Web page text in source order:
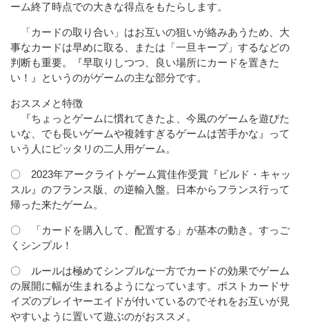
ーム終了時点での大きな得点をもたらします。
「カードの取り合い」はお互いの狙いが絡みあうため、大
事なカードは早めに取る、または「一旦キープ」するなどの
判断も重要。『早取りしつつ、良い場所にカードを置きた
い！』というのがゲームの主な部分です。
おススメと特徴
『ちょっとゲームに慣れてきたよ、今風のゲームを遊びた
いな、でも長いゲームや複雑すぎるゲームは苦手かな』って
いう人にピッタリの二人用ゲーム。
〇 2023年アークライトゲーム賞佳作受賞『ビルド・キャッ
スル』のフランス版、の逆輸入盤。日本からフランス行って
帰った来たゲーム。
〇 「カードを購入して、配置する」が基本の動き。すっご
くシンプル！
〇 ルールは極めてシンプルな一方でカードの効果でゲーム
の展開に幅が生まれるようになっています。ポストカードサ
イズのプレイヤーエイドが付いているのでそれをお互いが見
やすいように置いて遊ぶのがおススメ。